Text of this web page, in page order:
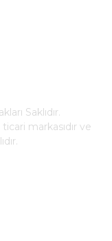
Saklıdır.
ticari markasıdır ve